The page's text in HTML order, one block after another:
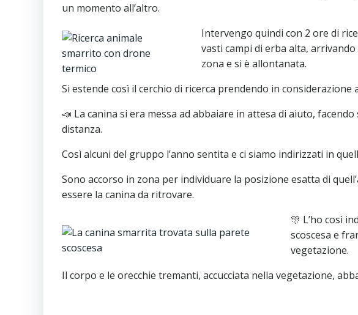
un momento all’altro.
Intervengo quindi con 2 ore di
vasti campi di erba alta,
zona e si è allontanata.
Si estende così il cerchio di ricerca prendendo in
📣 La canina si era messa ad abbaiare in attesa di aiuto,
distanza.
Così alcuni del gruppo l’anno sentita e ci siamo indirizzati in
Sono accorso in zona per individuare la posizione esatta di
essere la canina da ritrovare.
🎊 L’ho così
scoscesa e
vegetazione.
Il corpo e le orecchie tremanti, accucciata nella vegetazione,